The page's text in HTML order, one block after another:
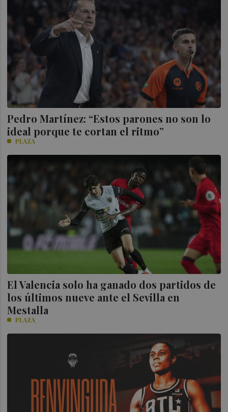
Pedro Martínez: “Estos parones no son lo
ideal porque te cortan el ritmo”
PLAZA
El Valencia solo ha ganado dos partidos de
los últimos nueve ante el Sevilla en
Mestalla
PLAZA